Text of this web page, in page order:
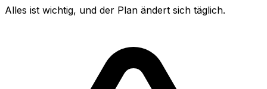
Alles ist wichtig, und der Plan ändert sich täglich.